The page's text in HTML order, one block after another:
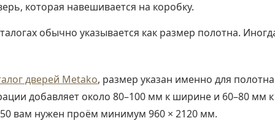
которая навешивается на коробку.
обычно указывается как размер полотна.
дверей Metako, размер указан именно для
добавляет около 80–100 мм к ширине и 60–80 мм
вам нужен проём минимум 960 × 2120 мм.